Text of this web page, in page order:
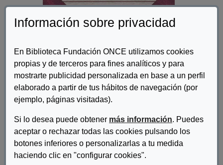
Información sobre privacidad
En Biblioteca Fundación ONCE utilizamos cookies
propias y de terceros para fines analíticos y para
mostrarte publicidad personalizada en base a un perfil
elaborado a partir de tus hábitos de navegación (por
ejemplo, páginas visitadas).
Si lo desea puede obtener más información. Puedes
aceptar o rechazar todas las cookies pulsando los
botones inferiores o personalizarlas a tu medida
haciendo clic en "configurar cookies".
Autor/es:Orduña Prada, Mónica
Descripcion:
Examina la autora el Auxilio Social, heredero del Auxilio de
invierno nacido en plena guerra civil y desarrollado en la
posguerra, durante el primer franquismo. Esta institución se
expandió rápidamente hasta alcanzar el nivel nacional hasta que
en 1940, relevados los impulsores, pasa a depender del Partido